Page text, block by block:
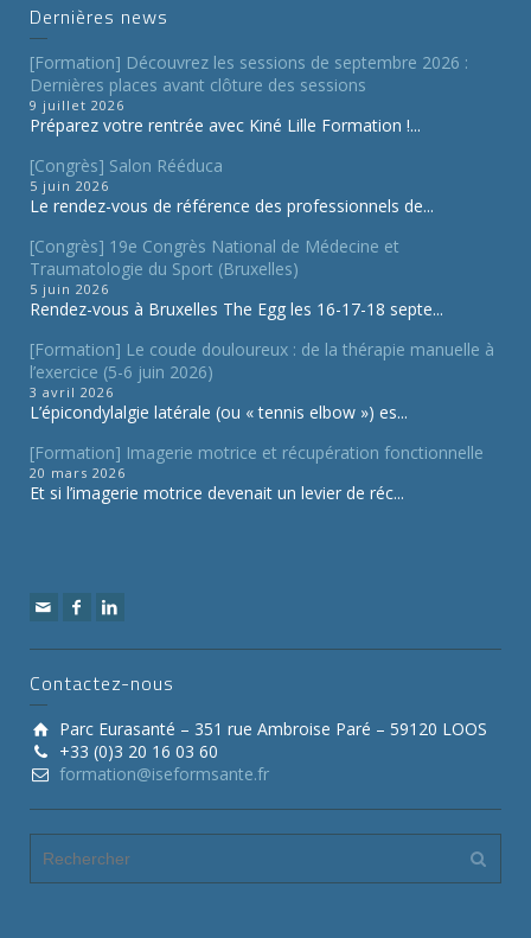
Dernières news
[Formation] Découvrez les sessions de septembre 2026 :
Dernières places avant clôture des sessions
9 juillet 2026
Préparez votre rentrée avec Kiné Lille Formation !...
[Congrès] Salon Rééduca
5 juin 2026
Le rendez-vous de référence des professionnels de...
[Congrès] 19e Congrès National de Médecine et
Traumatologie du Sport (Bruxelles)
5 juin 2026
Rendez-vous à Bruxelles The Egg les 16-17-18 septe...
[Formation] Le coude douloureux : de la thérapie manuelle à
l’exercice (5-6 juin 2026)
3 avril 2026
L’épicondylalgie latérale (ou « tennis elbow ») es...
[Formation] Imagerie motrice et récupération fonctionnelle
20 mars 2026
Et si l’imagerie motrice devenait un levier de réc...
Contactez-nous
Parc Eurasanté – 351 rue Ambroise Paré – 59120 LOOS
+33 (0)3 20 16 03 60
formation@iseformsante.fr